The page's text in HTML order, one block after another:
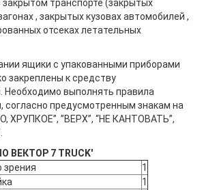
транспорте (закрытых
, закрытых кузовах автомобилей ,
отсеках летательных
ящики с упакованными приборами
закреплены к средству
Необходимо выполнять правила
согласно предусмотренным знакам на
ХРУПКОЕ”, ”ВЕРХ”, “НЕ КАНТОВАТЬ”,
ВЕКТОР 7 TRUCK'
зрения
1
1